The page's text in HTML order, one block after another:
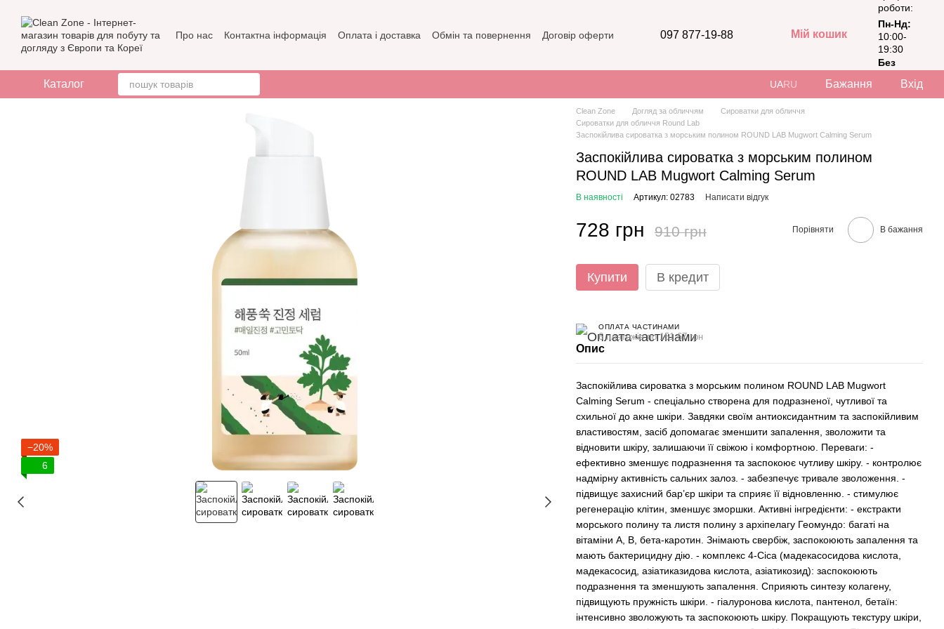
Про нас Контактна інформація Оплата і доставка Обмін та повернення
Договір оферти
097 877-19-88 Мій кошик
роботи:
Пн-Нд:
10:00-
19:30
Без
Каталог UARU Бажання Вхід
−20%
6
Clean Zone Догляд за обличчям
Сироватки для обличчя
Сироватки для обличчя Round Lab
Заспокійлива сироватка з морським полином ROUND LAB Mugwort Calming Serum
Заспокійлива сироватка з морським полином
ROUND LAB Mugwort Calming Serum
В наявності Артикул: 02783 Написати відгук
728 грн 910 грн Порівняти В бажання
Купити В кредит
ОПЛАТА ЧАСТИНАМИ
6 платежів по 151.67 грн
Опис
Заспокійлива сироватка з морським полином ROUND LAB Mugwort
Calming Serum - спеціально створена для подразненої, чутливої та
схильної до акне шкіри. Завдяки своїм антиоксидантним та заспокійливим
властивостям, засіб допомагає зменшити запалення, зволожити та
відновити шкіру, залишаючи її свіжою і комфортною. Переваги: -
ефективно зменшує подразнення та заспокоює чутливу шкіру. - контролює
надмірну активність сальних залоз. - забезпечує тривале зволоження. -
підвищує захисний бар’єр шкіри та сприяє її відновленню. - стимулює
регенерацію клітин, зменшує зморшки. Активні інгредієнти: - екстракти
морського полину та листя полину з архіпелагу Геомундо: багаті на
вітаміни A, B, бета-каротин. Знімають свербіж, заспокоюють запалення та
мають бактерицидну дію. - комплекс 4-Cica (мадекасосидова кислота,
мадекасосид, азіатиказидова кислота, азіатикозид): заспокоюють
подразнення та зменшують запалення. Сприяють синтезу колагену,
підвищують пружність шкіри. - гіалуронова кислота, пантенол, бетаїн:
інтенсивно зволожують та заспокоюють шкіру. Покращують текстуру шкіри,